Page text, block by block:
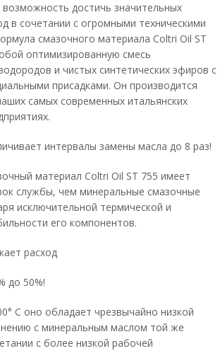
достичь значительных
в сочетании с огромными техническими
смазочного материала Coltri Oil ST
оптимизированную смесь
и чистых синтетических эфиров с
присадками. Он производится
самых современных итальянских
интервалы замены масла до 8 раз!
материал Coltri Oil ST 755 имеет
службы, чем минеральные смазочные
исключительной термической и
его компонентов.
расход
до 50%!
C оно обладает чрезвычайно низкой
с минеральным маслом той же
с более низкой рабочей